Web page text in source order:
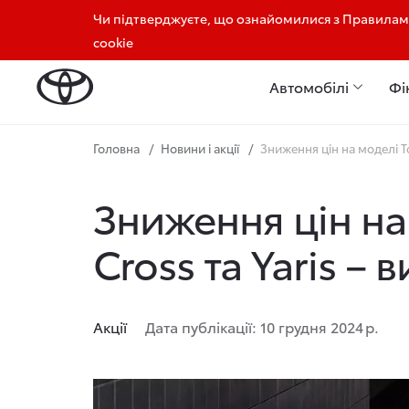
Чи підтверджуєте, що ознайомилися з
cookie
+380732420042 +380981820042
Автомобілі
Головна Новини і акції Зниження цін на моделі
Зниження цін
Cross та Yaris –
Акції Дата публікації: 10 грудня 2024 р.